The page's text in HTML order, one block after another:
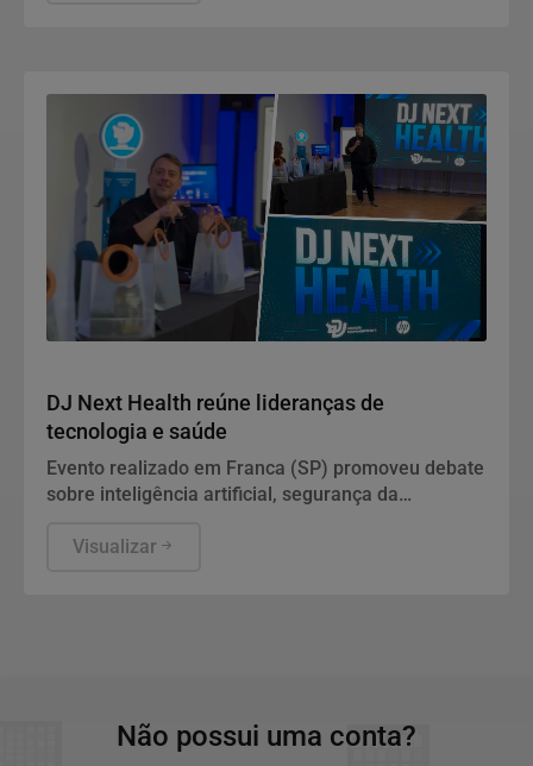
DJ Next Health reúne lideranças de
tecnologia e saúde
Evento realizado em Franca (SP) promoveu debate
sobre inteligência artificial, segurança da
em hospitais e Santas Casas da região
Visualizar
Não possui uma conta?